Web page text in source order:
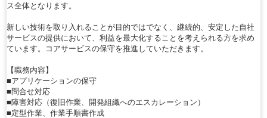
ス全体となります。
新しい技術を取り入れることが目的ではでなく、継続的、安定した自社
サービスの提供において、利益を最大化することを考えられる方を求め
ています。コアサービスの保守を推進していただきます。
【職務内容】
■アプリケーションの保守
■問合せ対応
■障害対応（復旧作業、開発組織へのエスカレーション）
■定型作業、作業手順書作成